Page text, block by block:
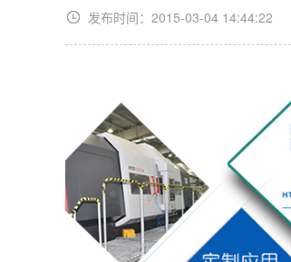
发布时间：2015-03-04 14:44:22